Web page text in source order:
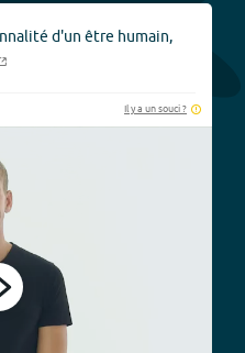
d'un être humain,
Il y a un souci ?
Play